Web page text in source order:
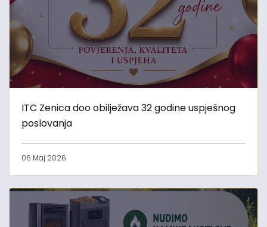
ITC Zenica doo obilježava 32 godine uspješnog
poslovanja
06 Maj 2026